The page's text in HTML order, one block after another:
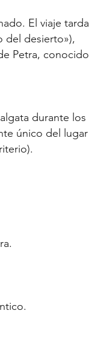
El viaje tarda
del desierto»),
Petra, conocido
durante los
único del lugar